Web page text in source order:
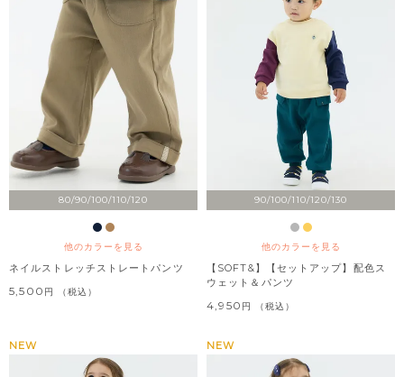
80/90/100/110/120
他のカラーを見る
ネイルストレッチストレートパンツ
5,500 税込
90/100/110/120/130
他のカラーを見る
【SOFT&】【セットアップ】配色ス
ウェット＆パンツ
4,950 税込
NEW NEW